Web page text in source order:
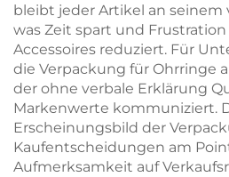
bleibt jeder Artikel an seinem
was Zeit spart und
Accessoires reduziert. Für
die Verpackung für Ohrringe
der ohne verbale Erklärung
Markenwerte kommuniziert.
Erscheinungsbild der
Kaufentscheidungen am
Aufmerksamkeit auf